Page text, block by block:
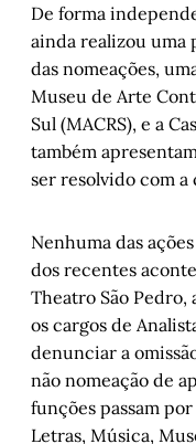
De forma
ainda realizou uma
das nomeações,
Museu de Arte
Sul (MACRS), e a
também
ser resolvido com a
Nenhuma das
dos recentes
Theatro São Pedro,
os cargos de
denunciar a
não nomeação de
funções passam
Letras, Música,